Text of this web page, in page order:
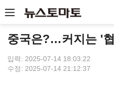
중국은?…커지는 '
입력: 2025-07-14 18:03:22
수정: 2025-07-14 21:12:37